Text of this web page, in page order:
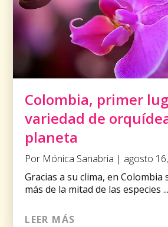
Colombia, primer
variedad de
planeta
Por Mónica Sanabria | agosto
Gracias a su clima, en Colombia
más de la mitad de las especies ...
LEER MÁS